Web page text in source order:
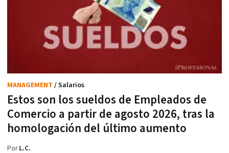
Estos son los sueldos de Empleados de
Comercio a partir de agosto 2026, tras la
homologación del último aumento
MANAGEMENT / Salarios
PorL.C.